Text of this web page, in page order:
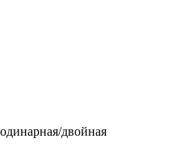
двойная